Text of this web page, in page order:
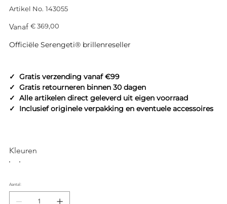
Artikel No. Productcode
143055
143055
Vanaf Prijs
€ 369,00
Officiële Serengeti® brillenreseller
✓ Gratis verzending vanaf €99
✓ Gratis retourneren binnen 30 dagen
✓ Alle artikelen direct geleverd uit eigen voorraad
✓ Inclusief originele verpakking en eventuele accessoires
Kleuren
Aantal: